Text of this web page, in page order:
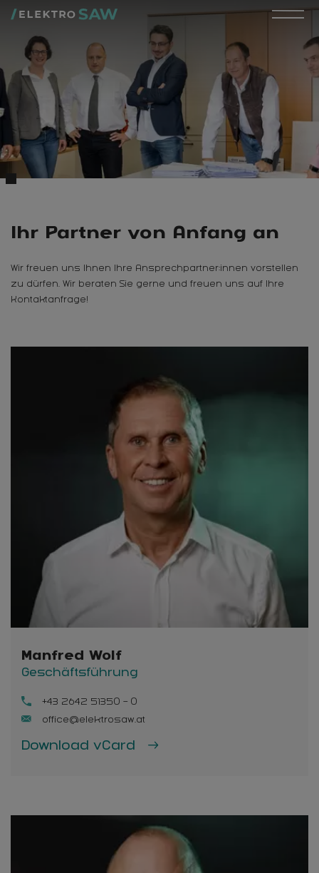
Ihr Partner von Anfang an
Wir freuen uns Ihnen Ihre Ansprechpartner:innen vorstellen
zu dürfen. Wir beraten Sie gerne und freuen uns auf Ihre
Kontaktanfrage!
Manfred Wolf
Geschäftsführung
+43 2642 51350 - 0
office@elektrosaw.at
Download vCard